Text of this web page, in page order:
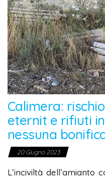
Calimera:
eternit e rifiuti
nessuna
20 Giugno 2023
L’inciviltà dell’amianto